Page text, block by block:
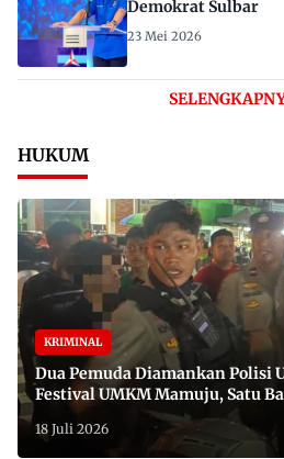
Demokrat Sulbar
23 Mei 2026
HUKUM
KRIMINAL
Dua Pemuda Diamankan Polisi
Festival UMKM Mamuju, Satu
18 Juli 2026